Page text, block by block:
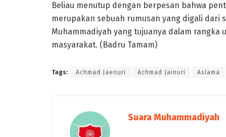
Beliau menutup dengan berpesan bahwa
merupakan sebuah rumusan yang digali
Muhammadiyah yang tujuanya dalam
masyarakat. (Badru Tamam)
Tags: Achmad Jaenuri Achmad Jainuri Aslama
Suara Muhammadiyah